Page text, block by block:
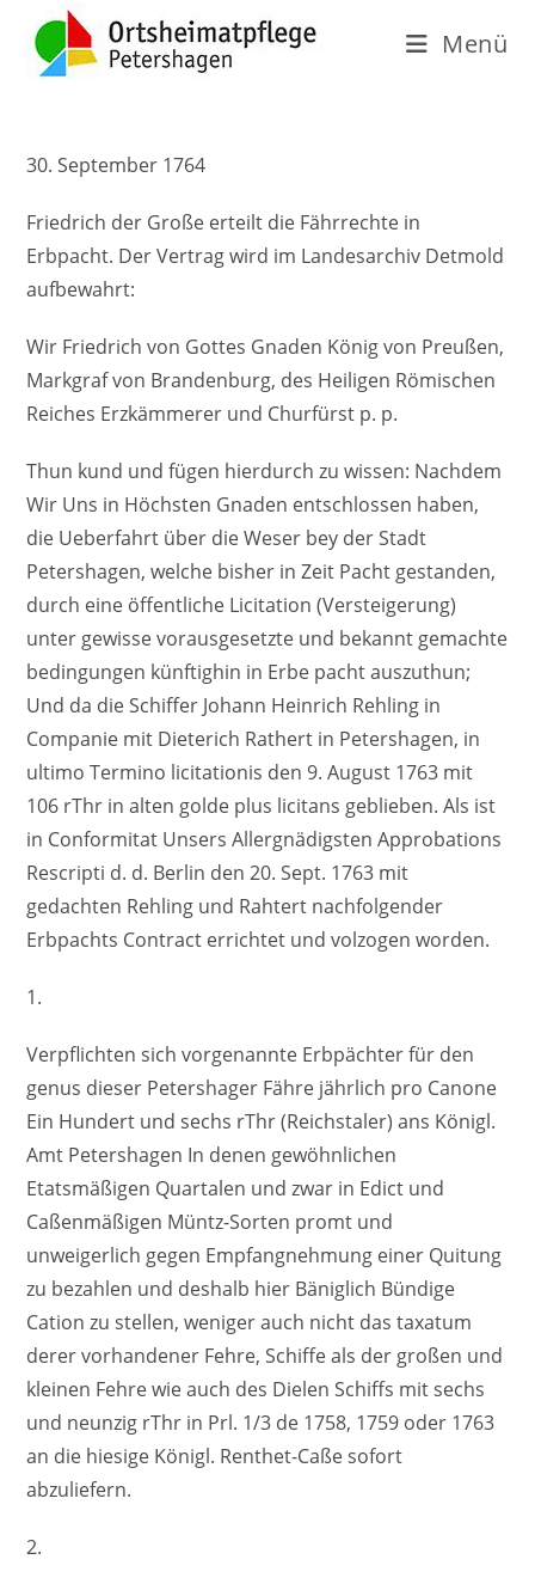
Menü
30. September 1764
Friedrich der Große erteilt die Fährrechte in
Erbpacht. Der Vertrag wird im Landesarchiv Detmold
aufbewahrt:
Wir Friedrich von Gottes Gnaden König von Preußen,
Markgraf von Brandenburg, des Heiligen Römischen
Reiches Erzkämmerer und Churfürst p. p.
Thun kund und fügen hierdurch zu wissen: Nachdem
Wir Uns in Höchsten Gnaden entschlossen haben,
die Ueberfahrt über die Weser bey der Stadt
Petershagen, welche bisher in Zeit Pacht gestanden,
durch eine öffentliche Licitation (Versteigerung)
unter gewisse vorausgesetzte und bekannt gemachte
bedingungen künftighin in Erbe pacht auszuthun;
Und da die Schiffer Johann Heinrich Rehling in
Companie mit Dieterich Rathert in Petershagen, in
ultimo Termino licitationis den 9. August 1763 mit
106 rThr in alten golde plus licitans geblieben. Als ist
in Conformitat Unsers Allergnädigsten Approbations
Rescripti d. d. Berlin den 20. Sept. 1763 mit
gedachten Rehling und Rahtert nachfolgender
Erbpachts Contract errichtet und volzogen worden.
1.
Verpflichten sich vorgenannte Erbpächter für den
genus dieser Petershager Fähre jährlich pro Canone
Ein Hundert und sechs rThr (Reichstaler) ans Königl.
Amt Petershagen In denen gewöhnlichen
Etatsmäßigen Quartalen und zwar in Edict und
Caßenmäßigen Müntz-Sorten promt und
unweigerlich gegen Empfangnehmung einer Quitung
zu bezahlen und deshalb hier Bäniglich Bündige
Cation zu stellen, weniger auch nicht das taxatum
derer vorhandener Fehre, Schiffe als der großen und
kleinen Fehre wie auch des Dielen Schiffs mit sechs
und neunzig rThr in Prl. 1/3 de 1758, 1759 oder 1763
an die hiesige Königl. Renthet-Caße sofort
abzuliefern.
2.